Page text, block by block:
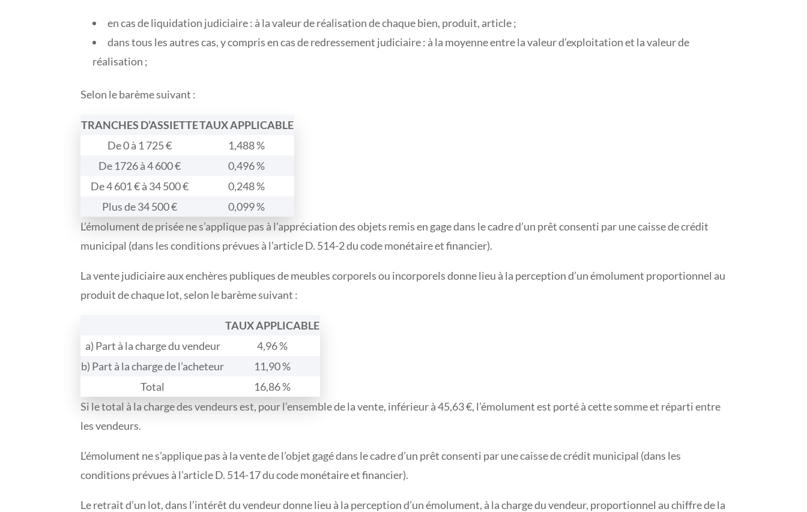
en cas de liquidation judiciaire : à la valeur de réalisation de chaque bien, produit, article ;
dans tous les autres cas, y compris en cas de redressement judiciaire : à la moyenne entre la valeur d’exploitation et la valeur de
réalisation ;
Selon le barème suivant :
TRANCHES D’ASSIETTETAUX APPLICABLE
De 0 à 1 725 €
1,488 %
De 1726 à 4 600 €
0,496 %
De 4 601 € à 34 500 €
0,248 %
Plus de 34 500 €
0,099 %
L’émolument de prisée ne s’applique pas à l’appréciation des objets remis en gage dans le cadre d’un prêt consenti par une caisse de crédit
municipal (dans les conditions prévues à l’article D. 514-2 du code monétaire et financier).
La vente judiciaire aux enchères publiques de meubles corporels ou incorporels donne lieu à la perception d’un émolument proportionnel au
produit de chaque lot, selon le barème suivant :
TAUX APPLICABLE
a) Part à la charge du vendeur
4,96 %
b) Part à la charge de l’acheteur
11,90 %
Total
16,86 %
Si le total à la charge des vendeurs est, pour l’ensemble de la vente, inférieur à 45,63 €, l’émolument est porté à cette somme et réparti entre
les vendeurs.
L’émolument ne s’applique pas à la vente de l’objet gagé dans le cadre d’un prêt consenti par une caisse de crédit municipal (dans les
conditions prévues à l’article D. 514-17 du code monétaire et financier).
Le retrait d’un lot, dans l’intérêt du vendeur donne lieu à la perception d’un émolument, à la charge du vendeur, proportionnel au chiffre de la